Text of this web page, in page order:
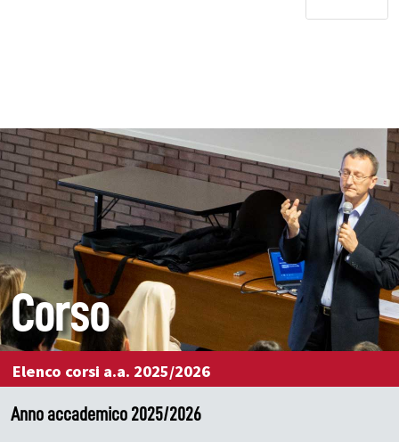
Corso
Elenco corsi a.a. 2025/2026
Anno accademico 2025/2026